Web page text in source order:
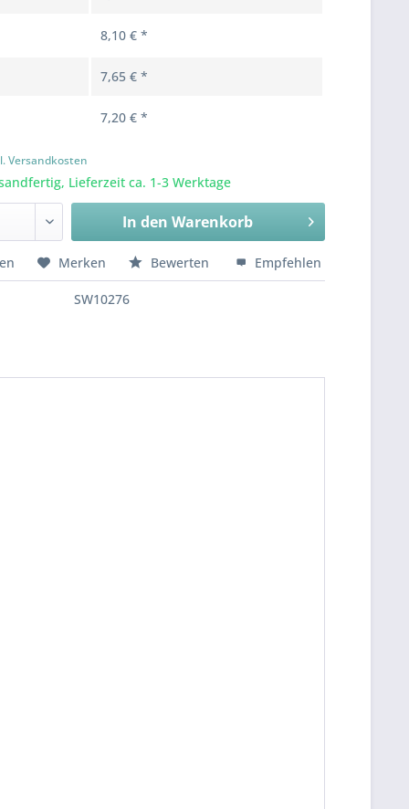
8,10 € *
7,65 € *
7,20 € *
Versandkosten
Lieferzeit ca. 1-3 Werktage
In den Warenkorb
Merken Bewerten Empfehlen
SW10276